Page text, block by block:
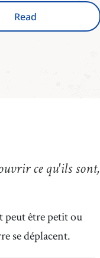
Read
ce qu'ils sont,
peut être petit ou
se déplacent.